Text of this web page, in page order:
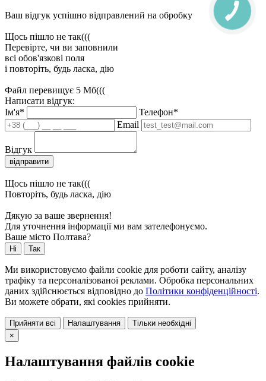
Ваш відгук успішно відправлений на обробку
Щось пішло не так(((
Перевірте, чи ви заповнили
всі обов'язкові поля
і повторіть, будь ласка, дію
Файл перевищує 5 Мб(((
Написати відгук:
Ім'я*
Телефон*
Email
Відгук
відправити
Щось пішло не так(((
Повторіть, будь ласка, дію
Дякую за ваше звернення!
Для уточнення інформації ми вам зателефонуємо.
Ваше місто Полтава?
Ні Так
Ми використовуємо файли cookie для роботи сайту, аналізу
трафіку та персоналізованої реклами. Обробка персональних
даних здійснюється відповідно до Політики конфіденційності.
Ви можете обрати, які cookies прийняти.
Прийняти всі Налаштування
Тільки необхідні
×
Налаштування файлів cookie